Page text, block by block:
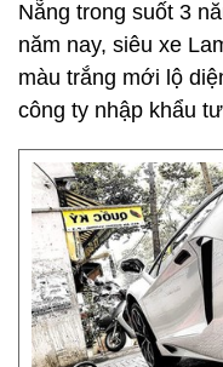
Nẵng trong suốt 3
năm nay, siêu xe
màu trắng mới lộ
công ty nhập khẩu